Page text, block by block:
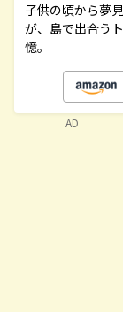
子供の頃から夢
が、島で出合う
憶。
AD